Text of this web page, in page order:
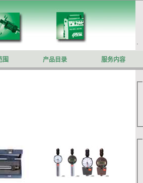
你好,欢迎来到沃施莱格网站.
围 产品目录 服务内容